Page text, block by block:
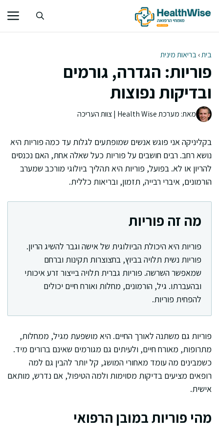
לתוכן
בית›בריאות מינית
פוריות: הגדרה, גורמים
ובדיקות נפוצות
מאת: מערכת Health Wise | צוות העריכה
בקליניקה אני פוגש אנשים שמופתעים לגלות עד כמה פוריות היא
נושא רחב. רבים חושבים על פוריות כעל שאלה אחת, האם נכנסים
להריון או לא. בפועל, פוריות היא תהליך ביולוגי מורכב שמערב
הורמונים, איברי רבייה, תזמון, ובריאות כללית.
מה זה פוריות
פוריות היא היכולת הביולוגית של אישה וגבר להשיג הריון.
פוריות נשית תלויה בביוץ, בחצוצרות תקינות וברחם
שמאפשר השרשה. פוריות גברית תלויה בייצור זרע איכותי
ובהעברתו. גיל, הורמונים, מחלות ואורח חיים יכולים
להפחית פוריות.
פוריות גם משתנה לאורך החיים. היא מושפעת מגיל, ממחלות,
מתרופות, מאורח חיים, ולעיתים גם מגורמים שאינם ברורים מיד.
כשמבינים מה עומד מאחורי המושג, קל יותר להבין גם למה
רופאים מציעים בדיקות מסוימות ולמה הטיפול, אם נדרש, מותאם
אישית.
מהי פוריות במובן הרפואי